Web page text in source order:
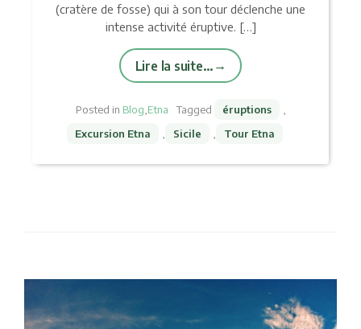
(cratère de fosse) qui à son tour déclenche une
intense activité éruptive. […]
Lire la suite…
Posted in Blog Etna Tagged éruptions
Excursion Etna
Sicile Tour Etna